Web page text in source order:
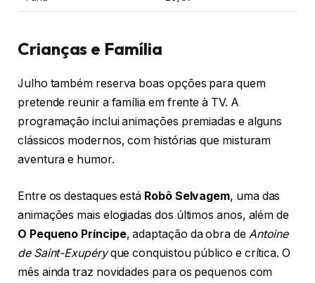
Crianças e Família
Julho também reserva boas opções para quem
pretende reunir a família em frente à TV. A
programação inclui animações premiadas e alguns
clássicos modernos, com histórias que misturam
aventura e humor.
Entre os destaques está Robô Selvagem, uma das
animações mais elogiadas dos últimos anos, além de
O Pequeno Príncipe, adaptação da obra de Antoine
de Saint-Exupéryque conquistou público e crítica. O
mês ainda traz novidades para os pequenos com